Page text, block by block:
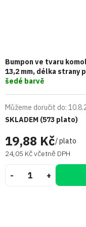
19,88 Kč/ plato
24,05 Kč včetně DPH
SKLADEM (573 plato)
Můžeme doručit do:
Bumpon ve tvaru
13,2 mm, délka strany
šedé barvě